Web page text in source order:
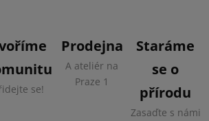
se!
Prodejna
A ateliér na
Praze 1
Staráme
se o
přírodu
Zasaďte s námi